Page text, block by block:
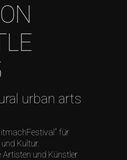
urban arts
für
Kultur.
Artisten und Künstler